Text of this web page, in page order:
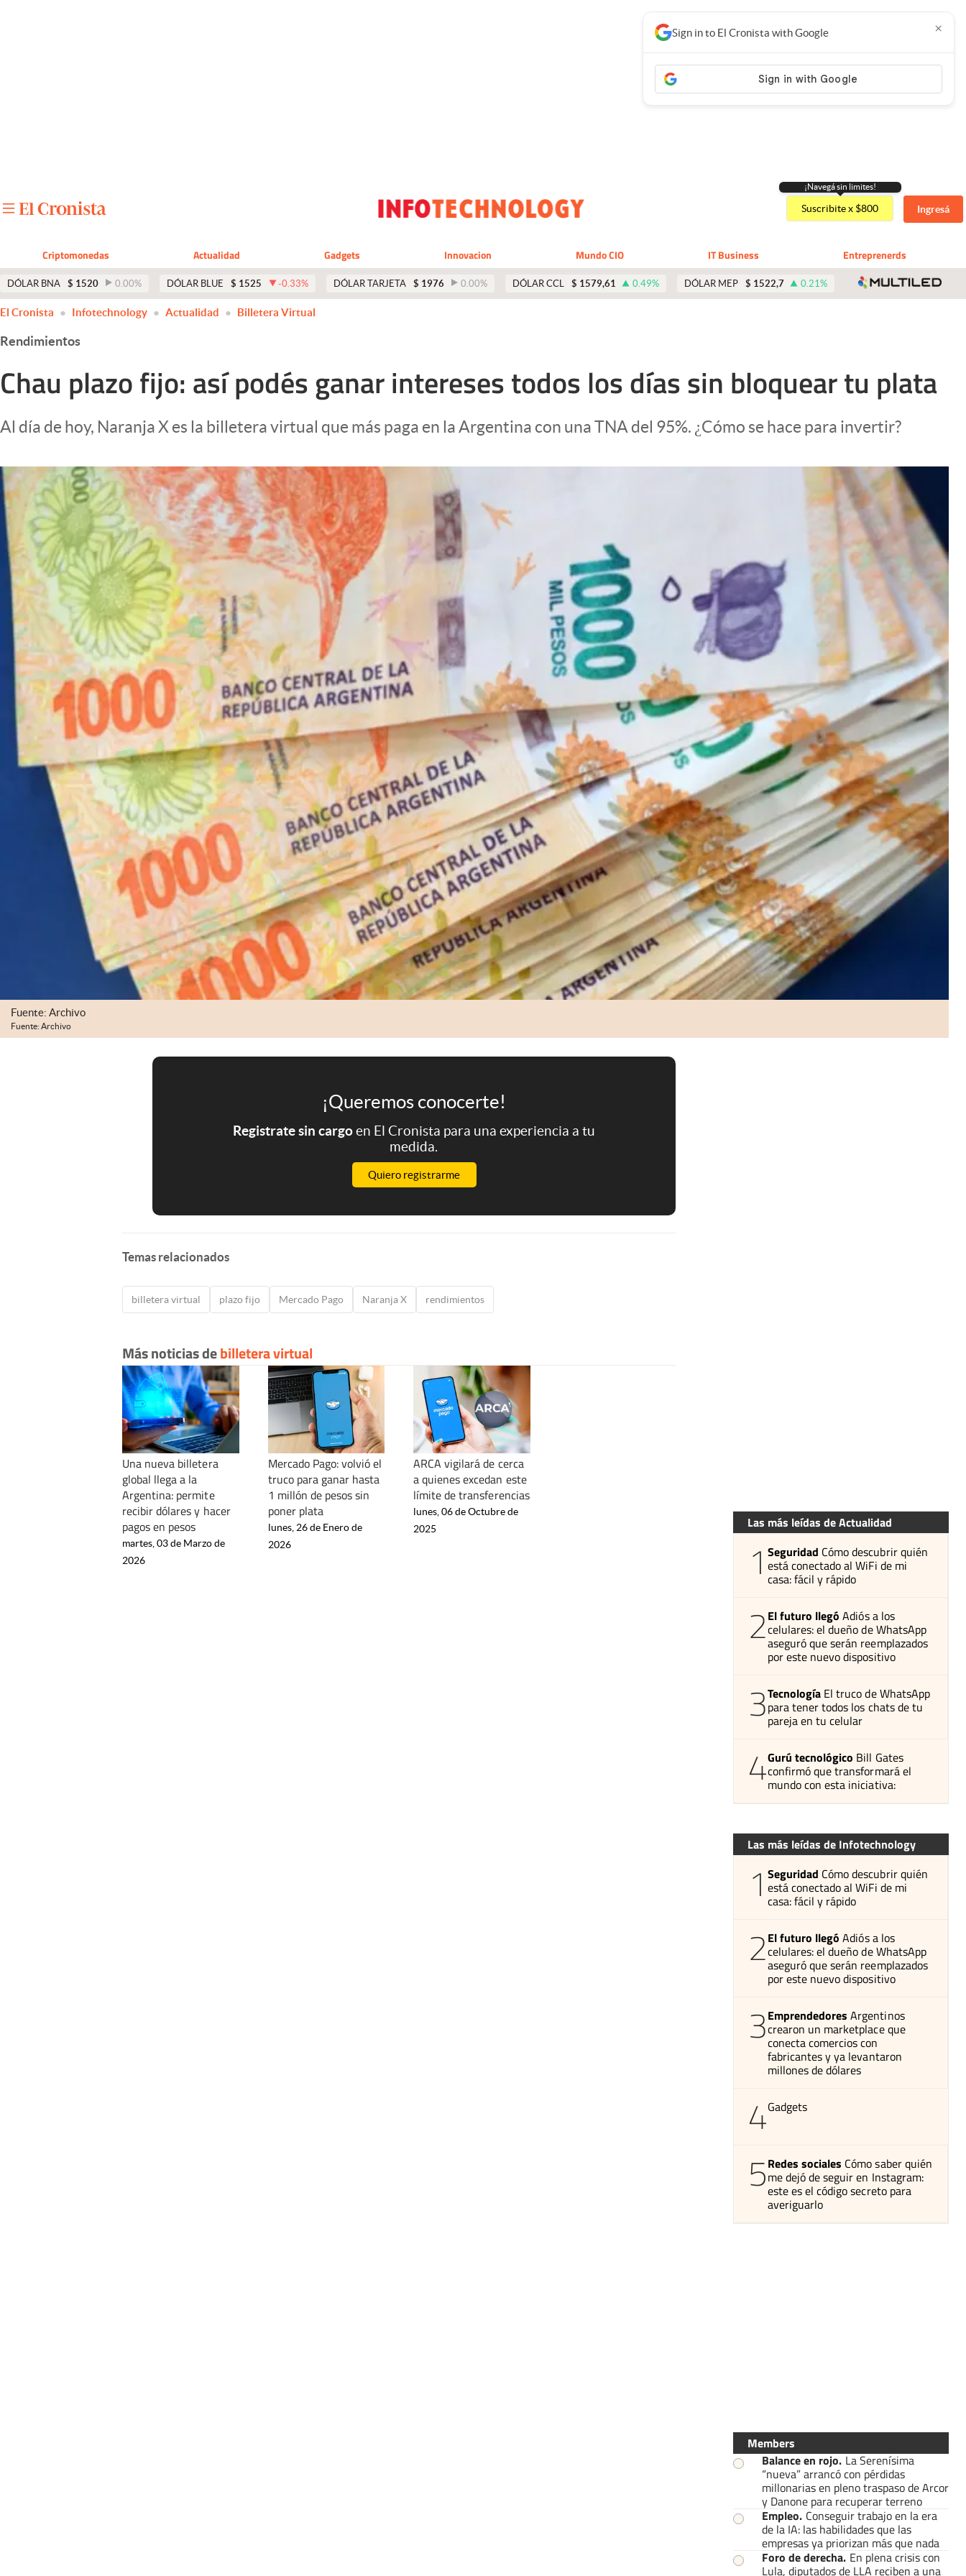
Apertura
Clima
Eventos Corporativos
El Cronista Studio
Mediakit
abre en nueva pestaña
¡Navegá sin limites!
Suscribite x $800 Ingresá
Criptomonedas Actualidad Gadgets Innovacion Mundo CIO IT Business Entreprenerds
DÓLAR BNA $ 1520 0.00% DÓLAR BLUE $ 1525 -0.33% DÓLAR TARJETA $ 1976 0.00% DÓLAR CCL $ 1579,61 0.49% DÓLAR MEP $ 1522,7 0.21 %
Sign in to El Cronista with Google ×
El Cronista Infotechnology Actualidad Billetera Virtual
Rendimientos
Chau plazo fijo: así podés ganar intereses todos los días sin bloquear tu plata
Al día de hoy, Naranja X es la billetera virtual que más paga en la Argentina con una TNA del 95%. ¿Cómo se hace para invertir?
Fuente: Archivo
Fuente: Archivo
¡Queremos conocerte!
Registrate sin cargoen El Cronista para una experiencia a tu
medida.
Quiero registrarme
Temas relacionados
billetera virtual plazo fijo Mercado Pago Naranja X rendimientos
Más noticias debilletera virtual
Una nueva billetera
global llega a la
Argentina: permite
recibir dólares y hacer
pagos en pesos
martes, 03 de Marzo de
2026
Mercado Pago: volvió el
truco para ganar hasta
1 millón de pesos sin
poner plata
lunes, 26 de Enero de
2026
ARCA vigilará de cerca
a quienes excedan este
límite de transferencias
lunes, 06 de Octubre de
2025
Las más leídas de Actualidad
1 Seguridad Cómo descubrir quién
está conectado al WiFi de mi
casa: fácil y rápido
2El futuro llegó Adiós a los
celulares: el dueño de WhatsApp
aseguró que serán reemplazados
por este nuevo dispositivo
3Tecnología El truco de WhatsApp
para tener todos los chats de tu
pareja en tu celular
4Gurú tecnológico Bill Gates
confirmó que transformará el
mundo con esta iniciativa:
Las más leídas de Infotechnology
1 Seguridad Cómo descubrir quién
está conectado al WiFi de mi
casa: fácil y rápido
2El futuro llegó Adiós a los
celulares: el dueño de WhatsApp
aseguró que serán reemplazados
por este nuevo dispositivo
3Emprendedores Argentinos
crearon un marketplace que
conecta comercios con
fabricantes y ya levantaron
millones de dólares
4Gadgets
5Redes sociales Cómo saber quién
me dejó de seguir en Instagram:
este es el código secreto para
averiguarlo
Members
Balance en rojo. La Serenísima
“nueva” arrancó con pérdidas
millonarias en pleno traspaso de Arcor
y Danone para recuperar terreno
Empleo. Conseguir trabajo en la era
de la IA: las habilidades que las
empresas ya priorizan más que nada
Foro de derecha. En plena crisis con
Lula, diputados de LLA reciben a una